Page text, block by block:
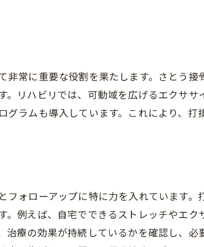
非常に重要な役割を果たします。さとう
。リハビリでは、可動域を広げるエクサ
グラムも導入しています。これにより、
フォローアップに特に力を入れています
。例えば、自宅でできるストレッチやエ
治療の効果が持続しているかを確認し、